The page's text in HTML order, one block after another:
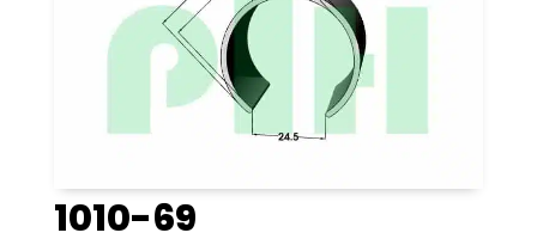
1010-69